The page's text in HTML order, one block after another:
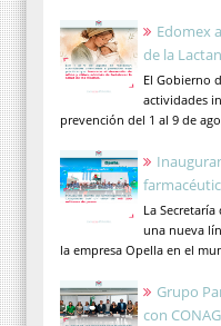
Edomex
de la
El Gobierno
actividades
prevención del 1 al 9 de
La
una nueva
la empresa Opella en el
Grupo
con